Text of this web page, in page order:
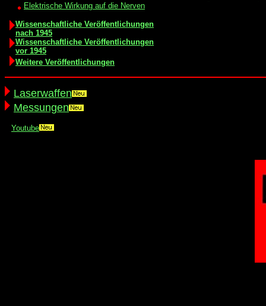
Elektrische Wirkung auf die Nerven
Wissenschaftliche Veröffentlichungen
nach 1945
Wissenschaftliche Veröffentlichungen
vor 1945
Weitere Veröffentlichungen
Laserwaffen
Messungen
Youtube